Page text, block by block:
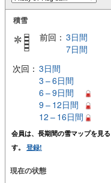
積雪
前回： 3日間
7日間
次回： 3日間
3 – 6日間
6 – 9日間
9 – 12日間
12 – 16日間
会員は、長期間の雪マップを見
す。 登録!
現在の状態